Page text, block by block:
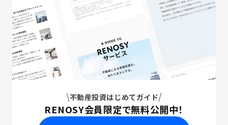
不動産投資はじめてガイド
RENOSY会員限定で無料公開中！